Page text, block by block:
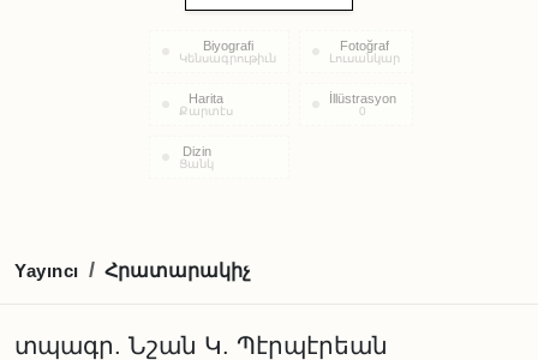
Biyografi
Կենսագրութիւն
Fotoğraf
Լուսանկար
Harita
Քարտէս
İllüstrasyon
0
Dizin
Ցանկ
Yayıncı / Հրատարակիչ
տպագր. Նշան Կ. Պէրպէրեան